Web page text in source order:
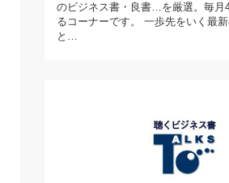
高橋一喜の『これぞ！"本物の温泉"』(157)
のビジネス書・良書…を厳選。毎月
るコーナーです。 一歩先をいく最
と…